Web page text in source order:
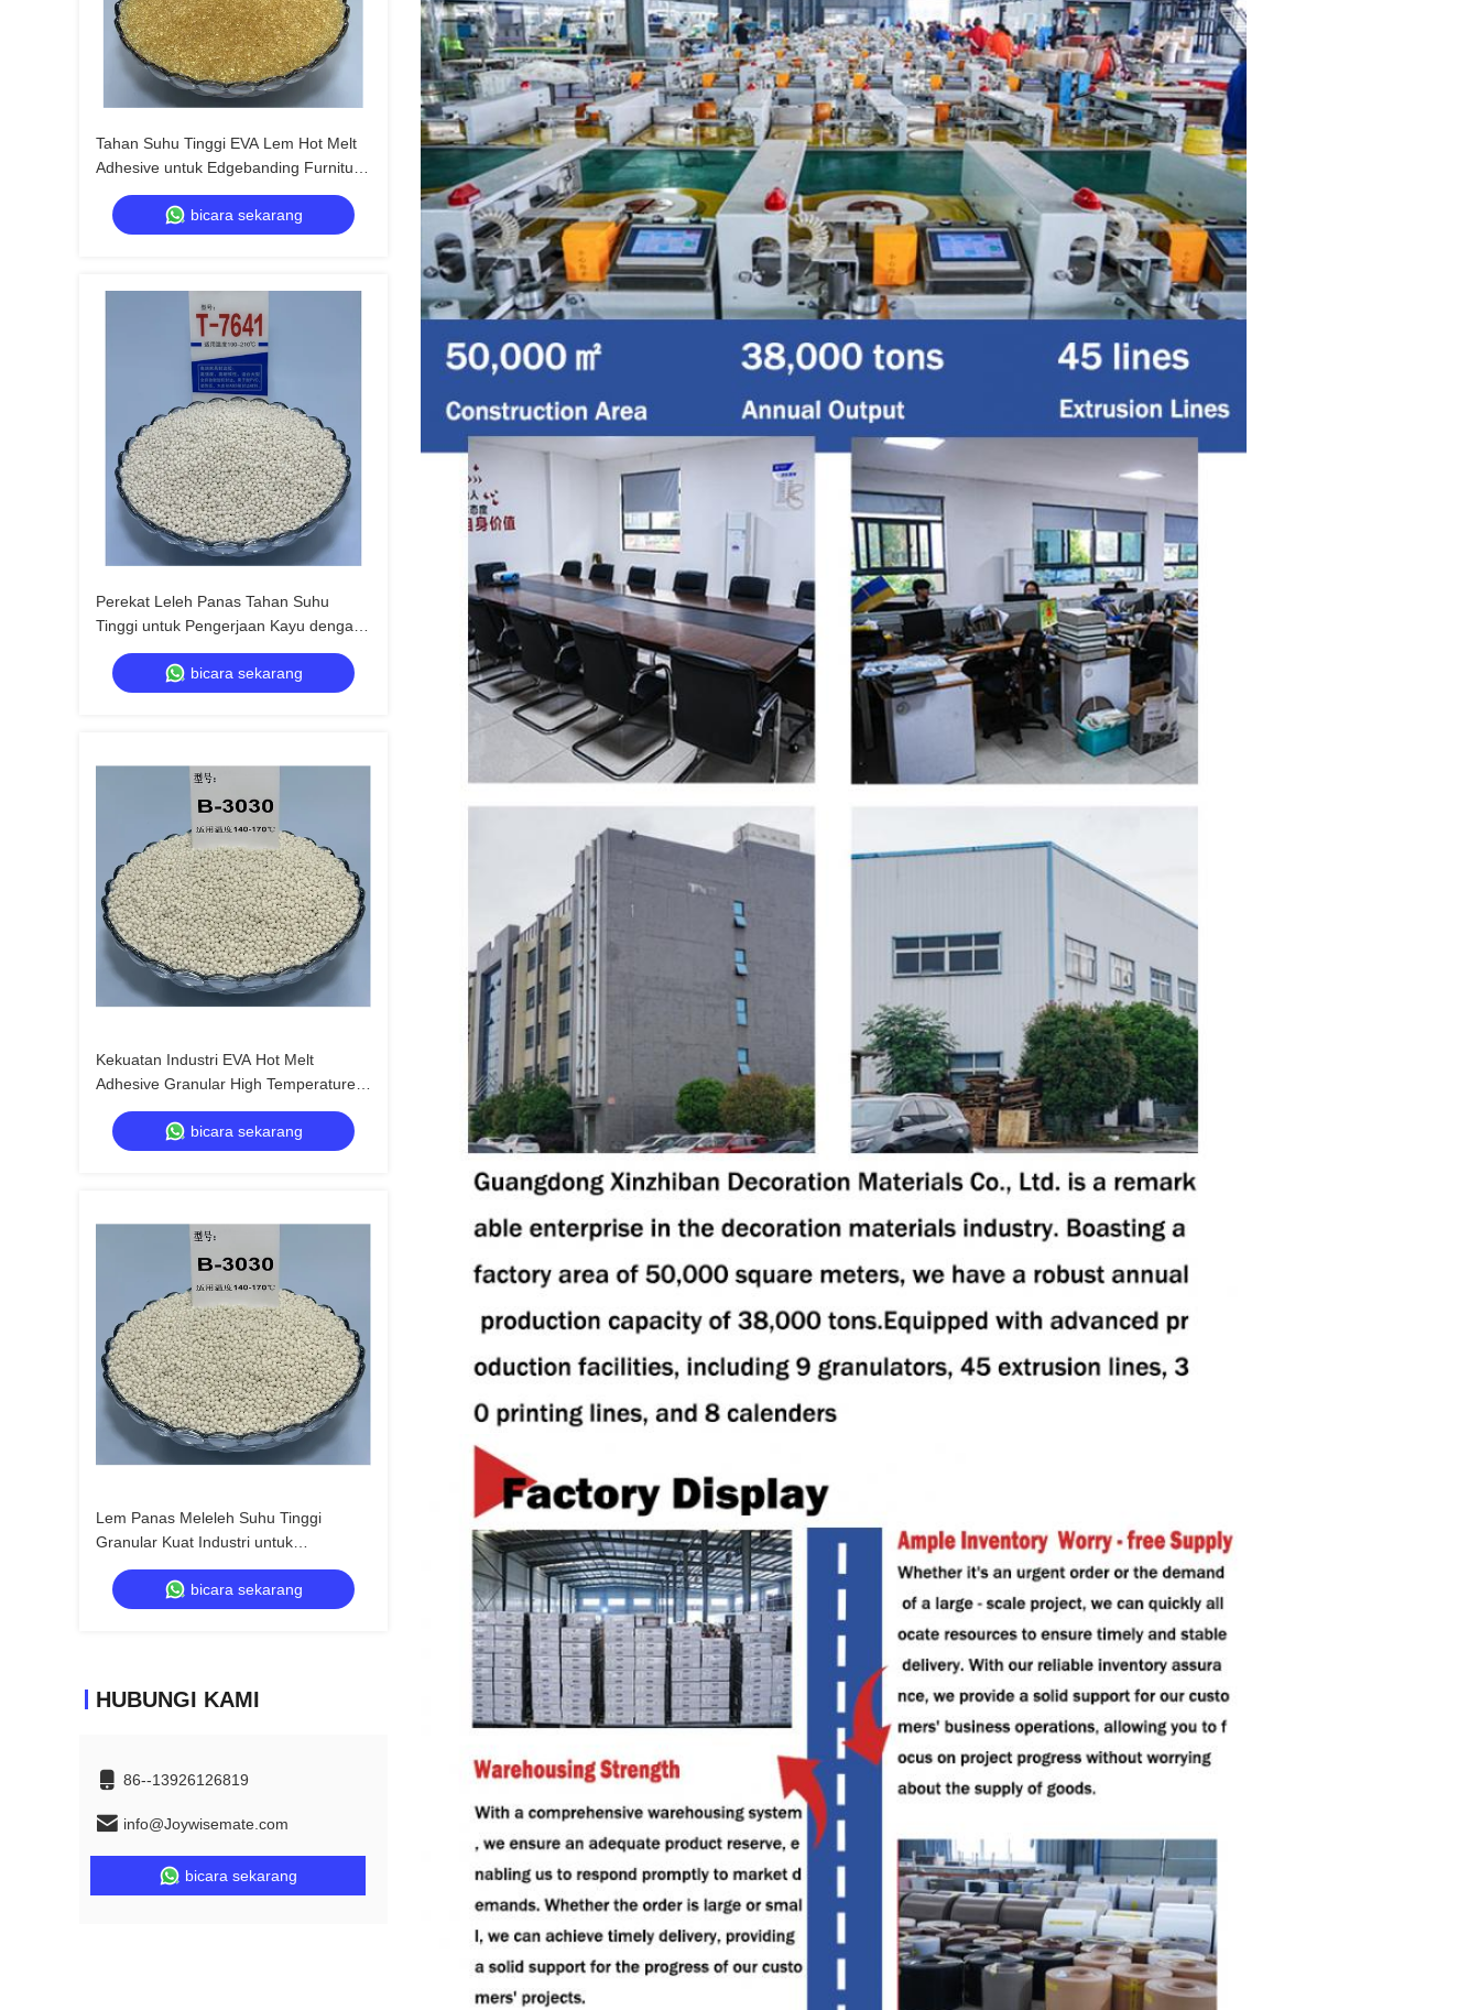
Tahan Suhu Tinggi EVA Lem Hot Melt
Adhesive untuk Edgebanding Furniture
dengan Shelf Life 24 Bulan
bicara sekarang
Perekat Leleh Panas Tahan Suhu
Tinggi untuk Pengerjaan Kayu dengan
Masa Simpan 24 Bulan
bicara sekarang
Kekuatan Industri EVA Hot Melt
Adhesive Granular High Temperature
Glue untuk Pengerjaan Kayu dan
Konstruksi
bicara sekarang
Lem Panas Meleleh Suhu Tinggi
Granular Kuat Industri untuk
Pengerjaan Kayu dan Konstruksi
bicara sekarang
HUBUNGI KAMI
86--13926126819
info@Joywisemate.com
bicara sekarang